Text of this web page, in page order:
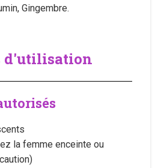
Gingembre.
d'utilisation
la femme enceinte ou